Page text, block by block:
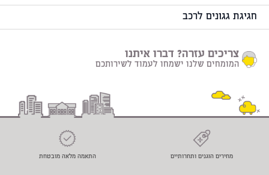
חגיגת גגונים לרכב
צריכים עזרה? דברו איתנו
המומחים שלנו ישמחו לעמוד לשירותכם
מחירים הוגנים ותחרותיים התאמה מלאה מובטחת